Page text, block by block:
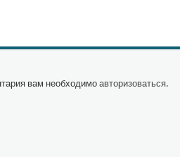
вам необходимоавторизоваться.